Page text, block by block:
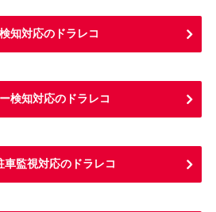
知対応のドラレコ
検知対応のドラレコ
車監視対応のドラレコ